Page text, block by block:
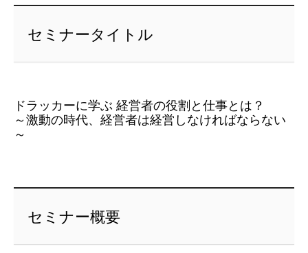
セミナータイトル
ドラッカーに学ぶ 経営者の役割と仕事とは？
～激動の時代、経営者は経営しなければならない
～
セミナー概要